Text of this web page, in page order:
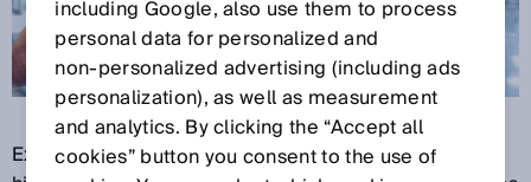
Explore nuestras últimas innovaciones y descubra las
including Google, also use them to process
personal data for personalized and
non‑personalized advertising (including ads
personalization), as well as measurement
and analytics. By clicking the “Accept all
cookies” button you consent to the use of